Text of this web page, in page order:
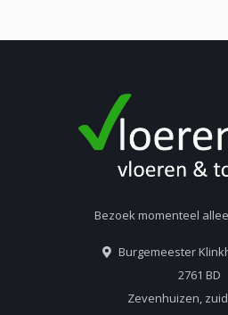
Bezoek momenteel
Burgemeester
2761 BD
Zevenhuizen,